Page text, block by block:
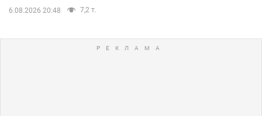
6.08.2026 20:48 7,2 т.